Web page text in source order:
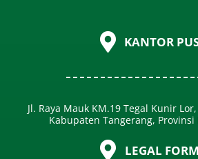
KANTOR
Jl. Raya Mauk KM.19 Tegal Kunir
Kabupaten Tangerang, Provinsi
LEGAL